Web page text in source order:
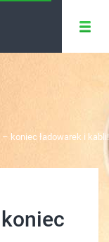
koniec ładowarek i kabli!